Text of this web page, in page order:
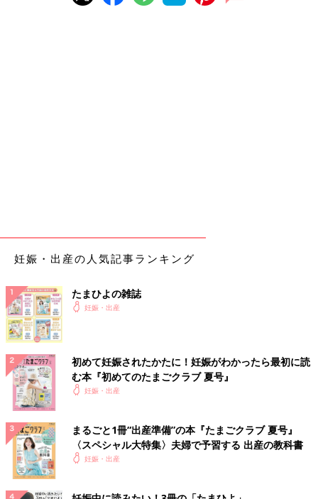
妊娠・出産の人気記事ランキング
たまひよの雑誌
妊娠・出産
初めて妊娠されたかたに！妊娠がわかったら最初に読
む本『初めてのたまごクラブ 夏号』
妊娠・出産
まるごと1冊“出産準備”の本『たまごクラブ 夏号』
〈スペシャル大特集〉夫婦で予習する 出産の教科書
妊娠・出産